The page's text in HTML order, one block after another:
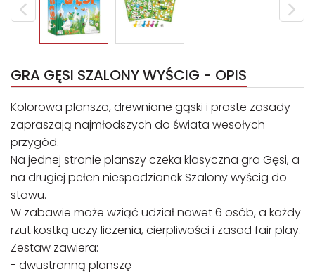
GRA GĘSI SZALONY WYŚCIG - OPIS
Kolorowa plansza, drewniane gąski i proste zasady
zapraszają najmłodszych do świata wesołych
przygód.
Na jednej stronie planszy czeka klasyczna gra Gęsi, a
na drugiej pełen niespodzianek Szalony wyścig do
stawu.
W zabawie może wziąć udział nawet 6 osób, a każdy
rzut kostką uczy liczenia, cierpliwości i zasad fair play.
Zestaw zawiera:
- dwustronną planszę